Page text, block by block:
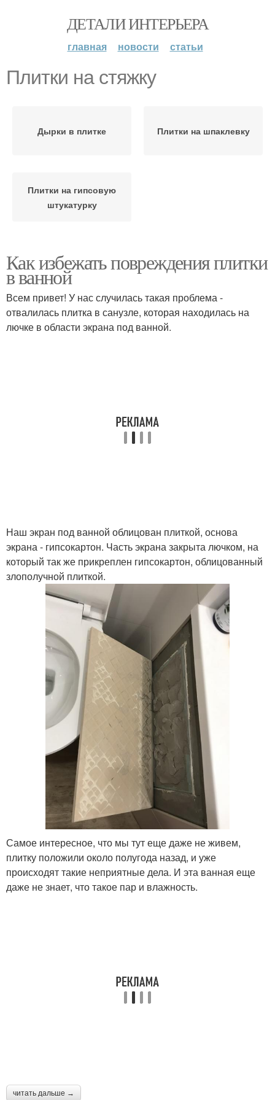
ДЕТАЛИ ИНТЕРЬЕРА
главная новости статьи
Плитки на стяжку
Дырки в плитке Плитки на шпаклевку
Плитки на гипсовую
штукатурку
Как избежать повреждения плитки
в ванной
Всем привет! У нас случилась такая проблема -
отвалилась плитка в санузле, которая находилась на
лючке в области экрана под ванной.
Наш экран под ванной облицован плиткой, основа
экрана - гипсокартон. Часть экрана закрыта лючком, на
который так же прикреплен гипсокартон, облицованный
злополучной плиткой.
Самое интересное, что мы тут еще даже не живем,
плитку положили около полугода назад, и уже
происходят такие неприятные дела. И эта ванная еще
даже не знает, что такое пар и влажность.
читать дальше →